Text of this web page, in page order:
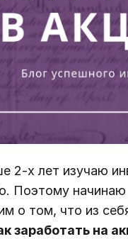
2-х лет изучаю
Поэтому
о том, что из
заработать на